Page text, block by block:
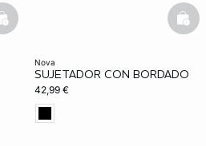
basketfull
nova
SUJETADOR CON BORDADO
42,99 €